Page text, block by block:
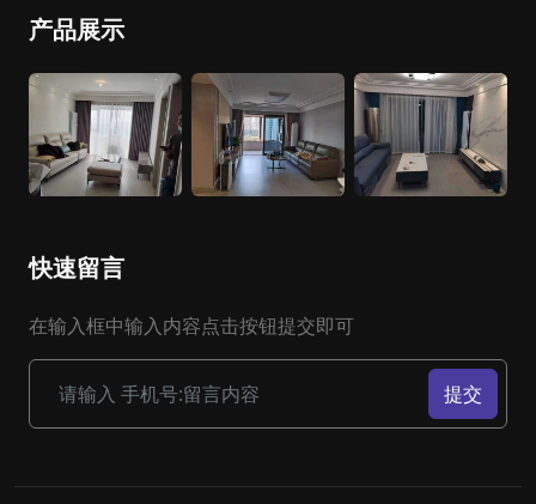
产品展示
快速留言
在输入框中输入内容点击按钮提交即可
提交